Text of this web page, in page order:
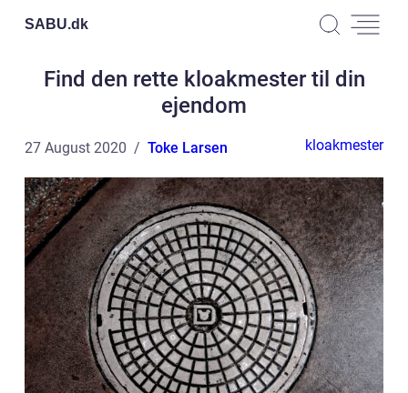
SABU.dk
Find den rette kloakmester til din
ejendom
27 August 2020 Toke Larsen kloakmester